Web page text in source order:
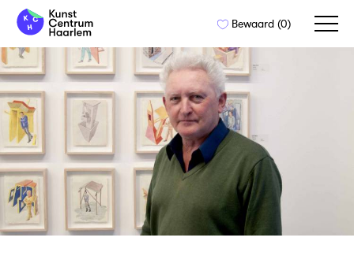
Naar
inhoud
springen
Bewaard (0)